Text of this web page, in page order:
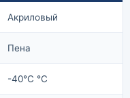
Акриловый
Пена
-40°C °C